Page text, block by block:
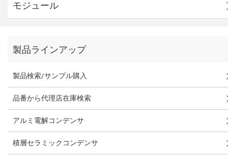
モジュール
製品ラインアップ
製品検索/サンプル購入
品番から代理店在庫検索
アルミ電解コンデンサ
積層セラミックコンデンサ